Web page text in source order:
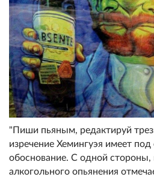
"Пиши пьяным, редактируй
изречение Хемингуэя имеет под
обоснование. С одной стороны,
алкогольного опьянения